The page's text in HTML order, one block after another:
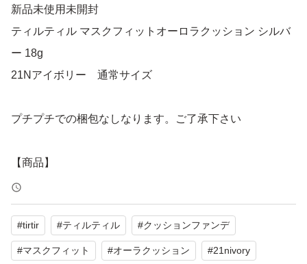
新品未使用未開封
ティルティル マスクフィットオーロラクッション シルバ
ー 18g
21Nアイボリー 通常サイズ
プチプチでの梱包なしなります。ご了承下さい
【商品】
TIRTIR マスクフィット オーラクッション 21N IVORYで
す。
【特徴】
#tirtir #ティルティル #クッションファンデ
#マスクフィット #オーラクッション #21nivory